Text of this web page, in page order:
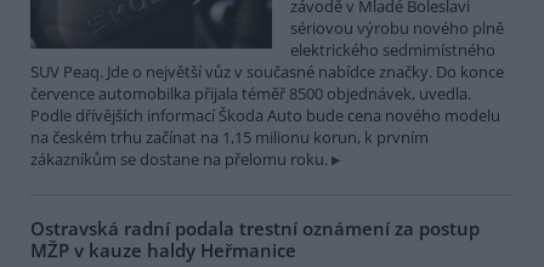
závodě v Mladé Boleslavi
sériovou výrobu nového plně
elektrického sedmimístného
SUV Peaq. Jde o největší vůz v současné nabídce značky. Do konce
července automobilka přijala téměř 8500 objednávek, uvedla.
Podle dřívějších informací Škoda Auto bude cena nového modelu
na českém trhu začínat na 1,15 milionu korun, k prvním
zákazníkům se dostane na přelomu roku.
Ostravská radní podala trestní oznámení za postup
MŽP v kauze haldy Heřmanice